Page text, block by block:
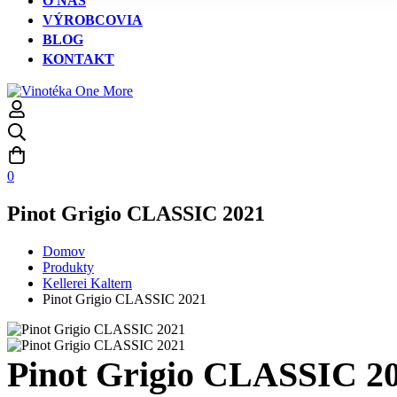
VÝROBCOVIA
BLOG
KONTAKT
0
Pinot Grigio CLASSIC 2021
Domov
Produkty
Kellerei Kaltern
Pinot Grigio CLASSIC 2021
Pinot Grigio CLASSIC